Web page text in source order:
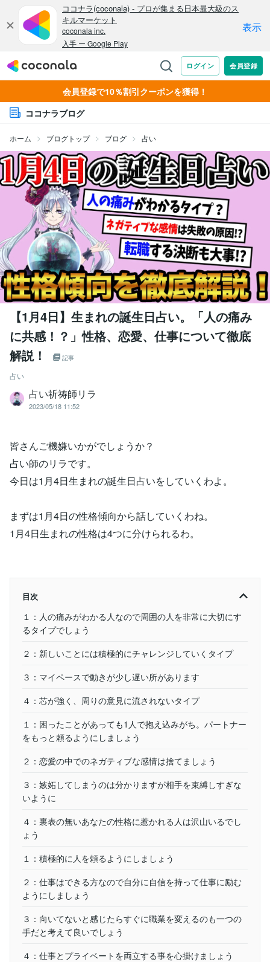
会員登録で10％割引クーポンを獲得！
ココナラブログ
ホーム ブログトップ ブログ 占い
【1月4日】生まれの誕生日占い。「人の痛み
に共感！？」性格、恋愛、仕事について徹底
解説！
記事
占い
占い祈祷師リラ
2023/05/18 11:52
皆さんご機嫌いかがでしょうか？
占い師のリラです。
今日は1月4日生まれの誕生日占いをしていくわよ。
まずは1月4日の性格傾向から話していくわね。
1月4日生まれの性格は4つに分けられるわ。
目次
１：人の痛みがわかる人なので周囲の人を非常に大切にす
るタイプでしょう
２：新しいことには積極的にチャレンジしていくタイプ
３：マイペースで動きが少し遅い所があります
４：芯が強く、周りの意見に流されないタイプ
１：困ったことがあっても1人で抱え込みがち。パートナー
をもっと頼るようにしましょう
２：恋愛の中でのネガティブな感情は捨てましょう
３：嫉妬してしまうのは分かりますが相手を束縛しすぎな
いように
４：裏表の無いあなたの性格に惹かれる人は沢山いるでし
ょう
１：積極的に人を頼るようにしましょう
２：仕事はできる方なので自分に自信を持って仕事に励む
ようにしましょう
３：向いてないと感じたらすぐに職業を変えるのも一つの
手だと考えて良いでしょう
４：仕事とプライベートを両立する事を心掛けましょう